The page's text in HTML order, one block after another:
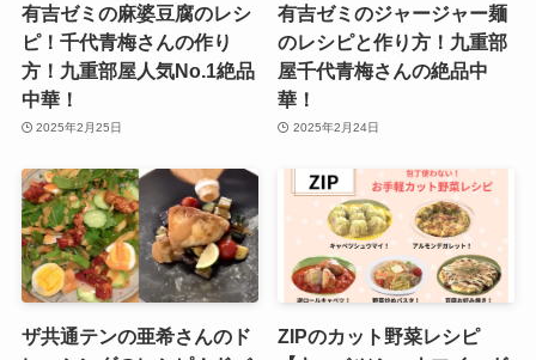
有吉ゼミの麻婆豆腐のレシ
ピ！千代青梅さんの作り
方！九重部屋人気No.1絶品
中華！
2025年2月25日
有吉ゼミのジャージャー麺
のレシピと作り方！九重部
屋千代青梅さんの絶品中
華！
2025年2月24日
ザ共通テンの亜希さんのド
ZIPのカット野菜レシピ